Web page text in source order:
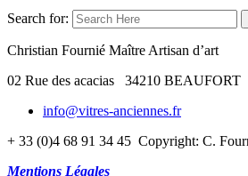
Search for:
Christian Fournié Maître Artisan d’art
02 Rue des acacias 34210 BEAUFORT
info@vitres-anciennes.fr
+ 33 (0)4 68 91 34 45 Copyright: C.
Mentions Légales